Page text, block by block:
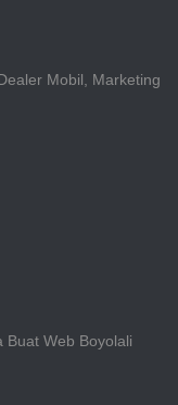
Mobil, Marketing
Buat Web Boyolali